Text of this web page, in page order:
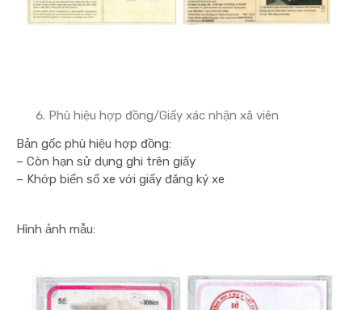
Phù hiệu hợp đồng/Giấy xác nhận xã viên
Bản gốc phù hiệu hợp đồng:
– Còn hạn sử dụng ghi trên giấy
– Khớp biển số xe với giấy đăng ký xe
Hình ảnh mẫu: